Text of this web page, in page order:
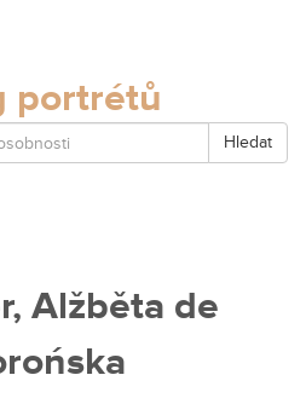
portrétů
Hledat
Alžběta de